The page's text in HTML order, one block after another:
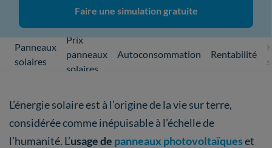
Faire une simulation gratuite
Panneaux
solaires
Prix
panneaux
solaires
Autoconsommation Rentabilité
L’énergie solaire est à l’origine de la vie sur terre,
considérée comme inépuisable à l’échelle de
l’humanité. L’usage de panneaux photovoltaïqueset